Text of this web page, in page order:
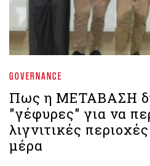
GOVERNANCE
Πως η ΜΕΤΑΒΑΣΗ
"γέφυρες" για να
λιγνιτικές
μέρα